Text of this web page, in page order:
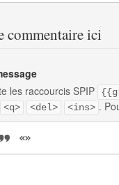
commentaire ici
les raccourcis SPIP
<q> <del> <ins> .